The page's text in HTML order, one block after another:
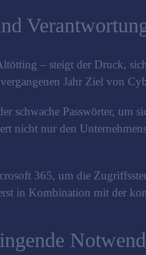
– steigt der Druck,
Jahr Ziel von
schwache Passwörter, um
nicht nur den
365, um die
in Kombination mit der